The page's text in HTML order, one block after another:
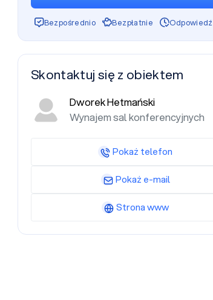
Bezpośrednio Bezpłatnie
Skontaktuj się z obiektem
Dworek Hetmański
Wynajem sal konferencyjnych
Pokaż telefon
Pokaż e-mail
Strona www